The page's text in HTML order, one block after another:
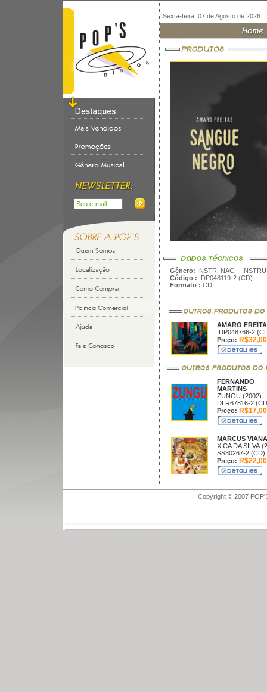
Sexta-feira, 07 de Agosto de 2026
Gênero: INSTR. NAC. -
Código : IDP048119-2 (CD)
Formato : CD
AMARO
IDP048766-2
Preço: R$32,00
FERNANDO
MARTINS -
ZUNGU (2002)
DLR67816-2
Preço: R$17,00
MARCUS
XICA DA SILVA
SS30267-2 (CD)
Preço: R$22,00
Copyright © 2007